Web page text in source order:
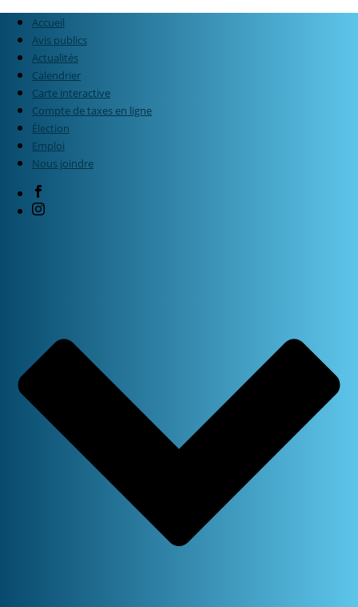
Accueil
Avis publics
Actualités
Calendrier
Carte interactive
Compte de taxes en ligne
Élection
Emploi
Nous joindre